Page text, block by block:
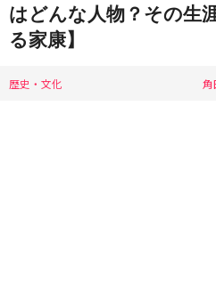
はどんな人物？その生
る家康】
歴史・文化 角